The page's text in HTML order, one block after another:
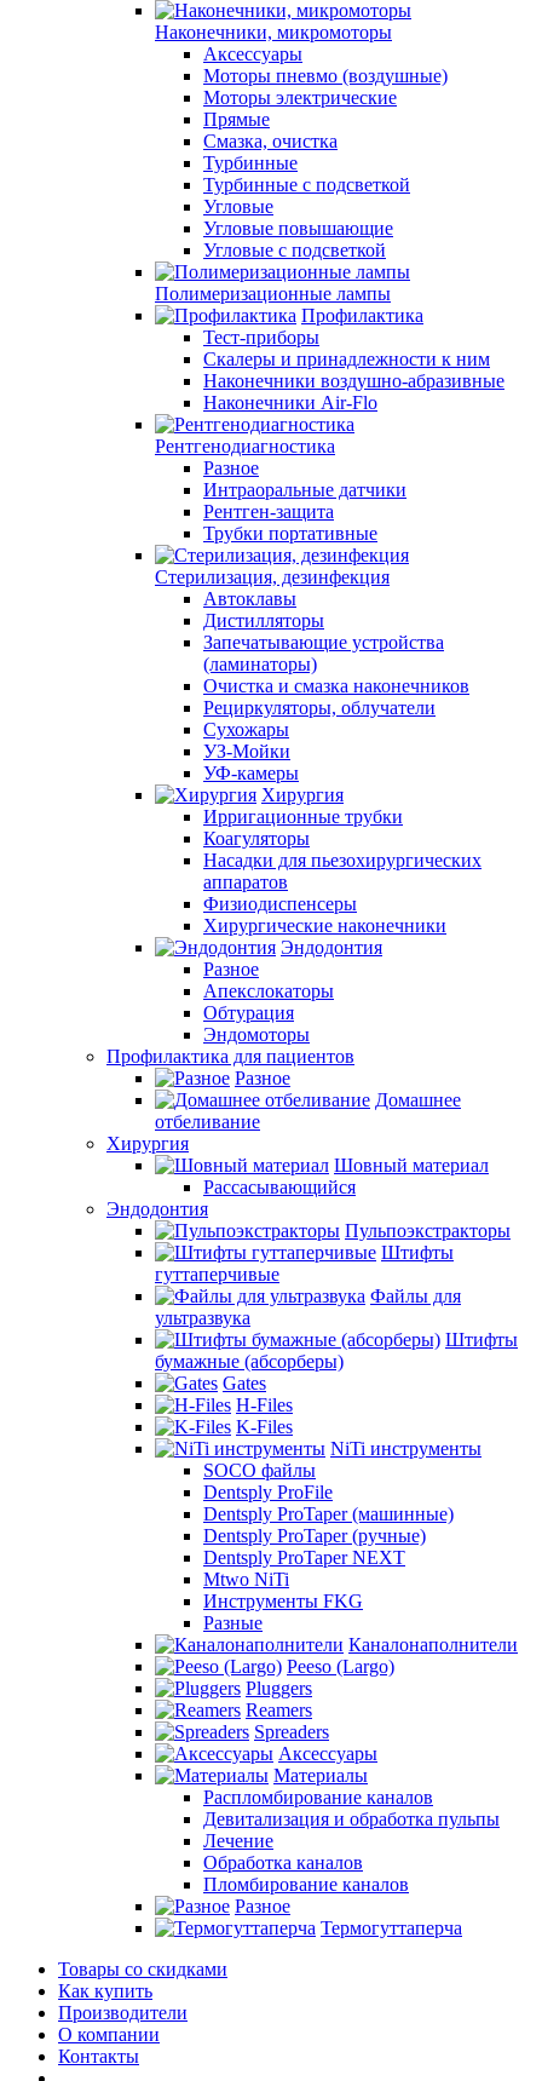
Наконечники, микромоторы
Аксессуары
Моторы пневмо (воздушные)
Моторы электрические
Прямые
Смазка, очистка
Турбинные
Турбинные с подсветкой
Угловые
Угловые повышающие
Угловые с подсветкой
Полимеризационные лампы
Профилактика
Тест-приборы
Скалеры и принадлежности к ним
Наконечники воздушно-абразивные
Наконечники Air-Flo
Рентгенодиагностика
Разное
Интраоральные датчики
Рентген-защита
Трубки портативные
Стерилизация, дезинфекция
Автоклавы
Дистилляторы
Запечатывающие устройства
(ламинаторы)
Очистка и смазка наконечников
Рециркуляторы, облучатели
Сухожары
УЗ-Мойки
УФ-камеры
Хирургия
Ирригационные трубки
Коагуляторы
Насадки для пьезохирургических
аппаратов
Физиодиспенсеры
Хирургические наконечники
Эндодонтия
Разное
Апекслокаторы
Обтурация
Эндомоторы
Профилактика для пациентов
Разное
Домашнее
отбеливание
Хирургия
Шовный материал
Рассасывающийся
Эндодонтия
Пульпоэкстракторы
Штифты
гуттаперчивые
Файлы для
ультразвука
Штифты
бумажные (абсорберы)
Gates
H-Files
K-Files
NiTi инструменты
SOCO файлы
Dentsply ProFile
Dentsply ProTaper (машинные)
Dentsply ProTaper (ручные)
Dentsply ProTaper NEXT
Mtwo NiTi
Инструменты FKG
Разные
Каналонаполнители
Peeso (Largo)
Pluggers
Reamers
Spreaders
Аксессуары
Материалы
Распломбирование каналов
Девитализация и обработка пульпы
Лечение
Обработка каналов
Пломбирование каналов
Разное
Термогуттаперча
Товары со скидками
Как купить
Производители
О компании
Контакты